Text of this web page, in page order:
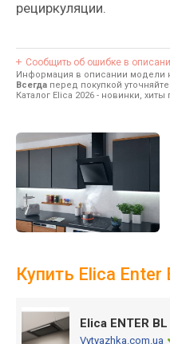
рециркуляции.
Сообщить об ошибке в
Информация в описании модели
Всегда перед покупкой
Каталог Elica 2026 - новинки,
Купить Elica
Elica ENTER
Vytyazhka.com.ua